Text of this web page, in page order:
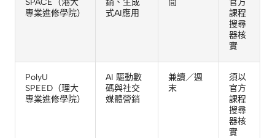
SPACE（港大
專業進修學院）
銷、生成
式AI應用
間
官方
課程
搜尋
器核
實
PolyU
SPEED（理大
專業進修學院）
AI 驅動數
碼與社交
媒體營銷
兼讀／週
末
須以
官方
課程
搜尋
器核
實